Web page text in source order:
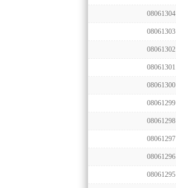
08061304
08061303
08061302
08061301
08061300
08061299
08061298
08061297
08061296
08061295